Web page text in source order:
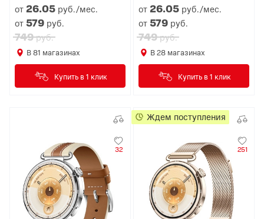
от26.05 руб./мес.
от579 руб.
749руб.
В81 магазинах
Купить в 1 клик
от26.05 руб./мес.
от579 руб.
749руб.
В28 магазинах
Купить в 1 клик
32 251
Ждем поступления